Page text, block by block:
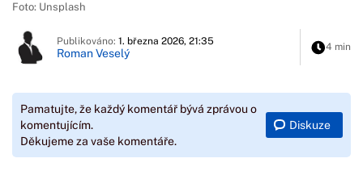
Foto: Unsplash
Publikováno: 1. března 2026, 21:35
Roman Veselý 4 min
Pamatujte, že každý komentář bývá zprávou o
komentujícím.
Děkujeme za vaše komentáře.
Diskuze